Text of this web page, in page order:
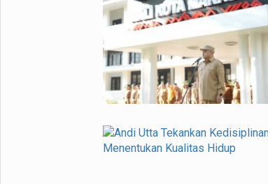
Citizen
Pemerintahan
Bulutangkis